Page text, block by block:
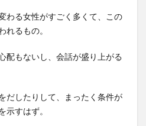
わる女性がすごく多くて、この
れるもの。
配もないし、会話が盛り上がる
だしたりして、まったく条件が
示すはず。